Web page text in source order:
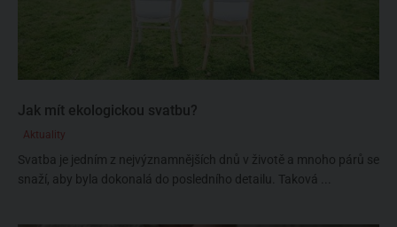
Jak mít ekologickou svatbu?
Aktuality
Svatba je jedním z nejvýznamnějších dnů v životě a mnoho párů se
snaží, aby byla dokonalá do posledního detailu. Taková ...